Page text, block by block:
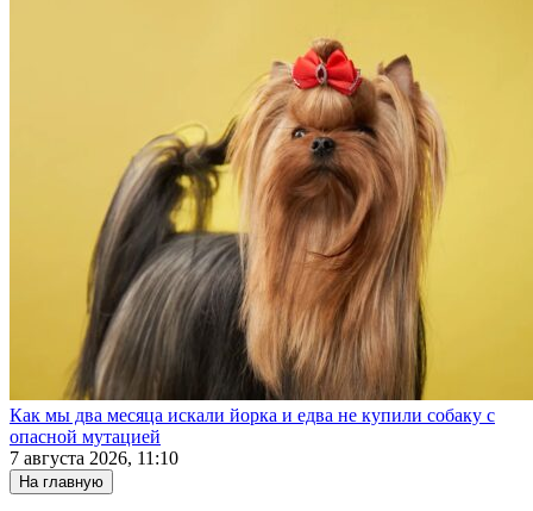
Как мы два месяца искали йорка и едва не купили собаку с
опасной мутацией
7 августа 2026, 11:10
На главную